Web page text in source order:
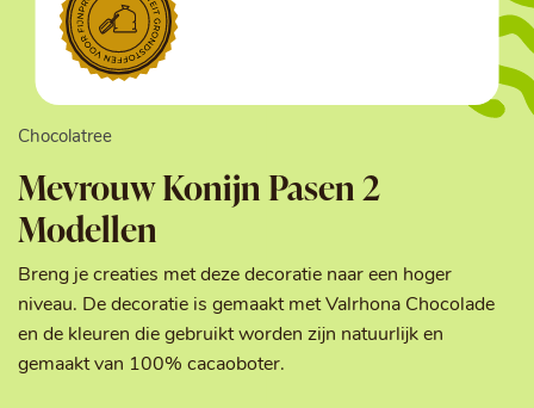
Chocolatree
Mevrouw Konijn Pasen 2
Modellen
Breng je creaties met deze decoratie naar een hoger
niveau. De decoratie is gemaakt met Valrhona Chocolade
en de kleuren die gebruikt worden zijn natuurlijk en
gemaakt van 100% cacaoboter.